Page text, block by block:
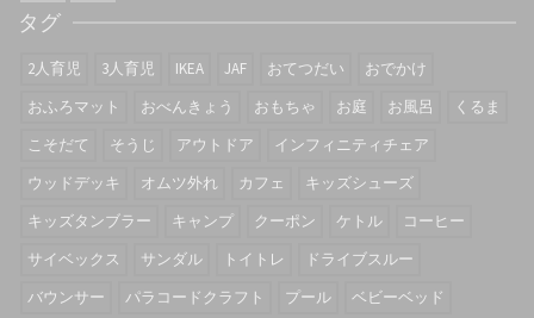
タグ
2人育児 3人育児 IKEA JAF おてつだい
おでかけ
おふろマット
おべんきょう おもちゃ お庭 お風呂
くるま
こそだて
そうじ アウトドア
インフィニティチェア
ウッドデッキ
オムツ外れ カフェ
キッズシューズ
キッズタンブラー
キャンプ クーポン ケトル
コーヒー
サイベックス
サンダル トイトレ
ドライブスルー
バウンサー
パラコードクラフト プール ベビーベッド